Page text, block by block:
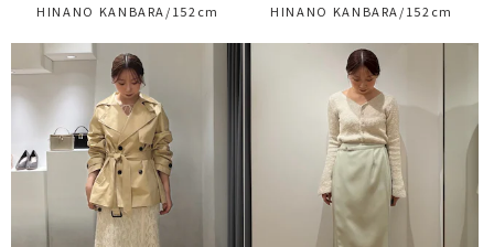
HINANO KANBARA/152cm HINANO KANBARA/152cm